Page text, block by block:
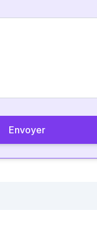
Envoyer